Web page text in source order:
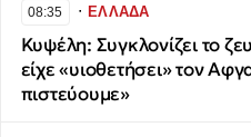
08:35 ∙ΕΛΛΑΔΑ
Κυψέλη: Συγκλονίζει το
είχε «υιοθετήσει» τον
πιστεύουμε»